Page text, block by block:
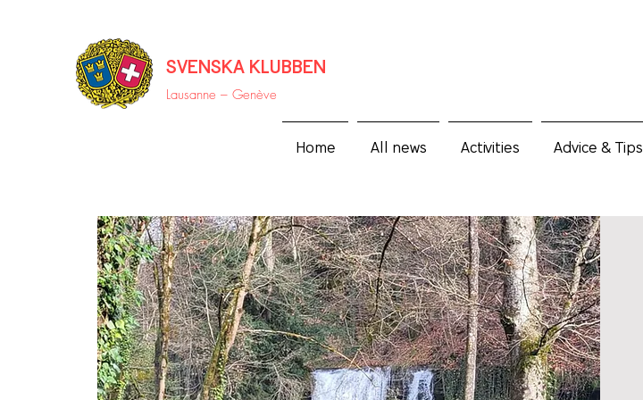
SVENSKA KLUBBEN
Lausanne – Genève
Home All news Activities Advice & Tips